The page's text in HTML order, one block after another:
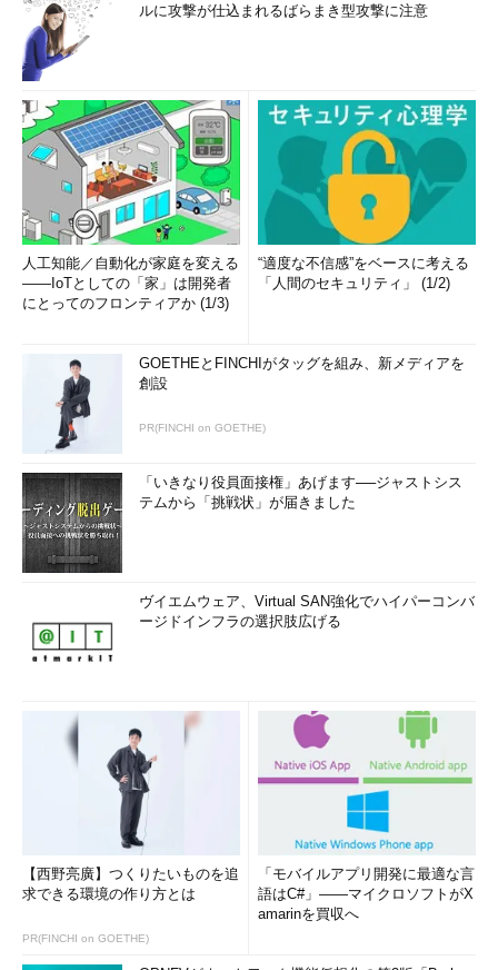
ルに攻撃が仕込まれるばらまき型攻撃に注意
人工知能／自動化が家庭を変える
――IoTとしての「家」は開発者
にとってのフロンティアか (1/3)
“適度な不信感”をベースに考える
「人間のセキュリティ」 (1/2)
GOETHEとFINCHIがタッグを組み、新メディアを
創設
PR(FINCHI on GOETHE)
「いきなり役員面接権」あげます──ジャストシス
テムから「挑戦状」が届きました
ヴイエムウェア、Virtual SAN強化でハイパーコンバ
ージドインフラの選択肢広げる
【西野亮廣】つくりたいものを追
求できる環境の作り方とは
PR(FINCHI on GOETHE)
「モバイルアプリ開発に最適な言
語はC#」――マイクロソフトがX
amarinを買収へ